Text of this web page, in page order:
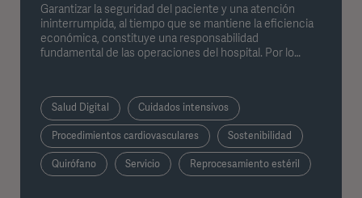
Garantizar la seguridad del paciente y una atención
ininterrumpida, al tiempo que se mantiene la eficiencia
económica, constituye una responsabilidad
fundamental de las operaciones del hospital. Por lo
factores clave que influyen de manera significativa en el
tiempo de funcionamiento global de los equipos
médicos.
Salud Digital Cuidados intensivos
Procedimientos cardiovasculares Sostenibilidad
Quirófano Servicio Reprocesamiento estéril